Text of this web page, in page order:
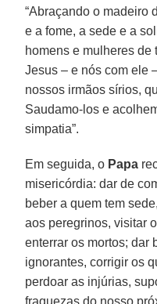
“Abraçando o madeiro
e a fome, a sede e a
homens e mulheres de
Jesus – e nós com ele
nossos irmãos sírios,
Saudamo-los e
simpatia”.
Em seguida, o Papa
misericórdia: dar de
beber a quem tem
aos peregrinos, visitar
enterrar os mortos; dar
ignorantes, corrigir os
perdoar as injúrias,
fraquezas do nosso